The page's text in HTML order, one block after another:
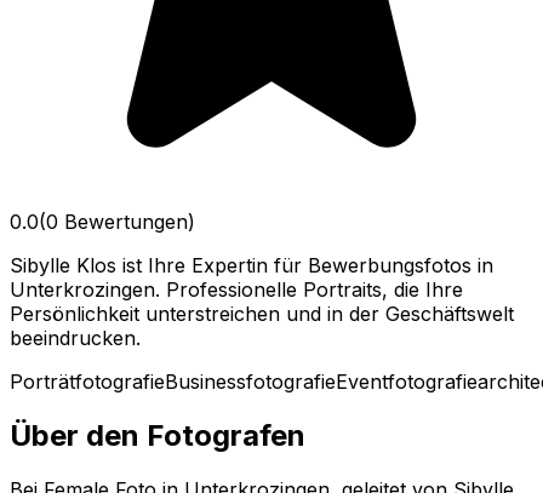
0.0(0 Bewertungen)
Sibylle Klos ist Ihre Expertin für Bewerbungsfotos in
Unterkrozingen. Professionelle Portraits, die Ihre
Persönlichkeit unterstreichen und in der Geschäftswelt
beeindrucken.
PorträtfotografieBusinessfotografieEventfotografie
Über den Fotografen